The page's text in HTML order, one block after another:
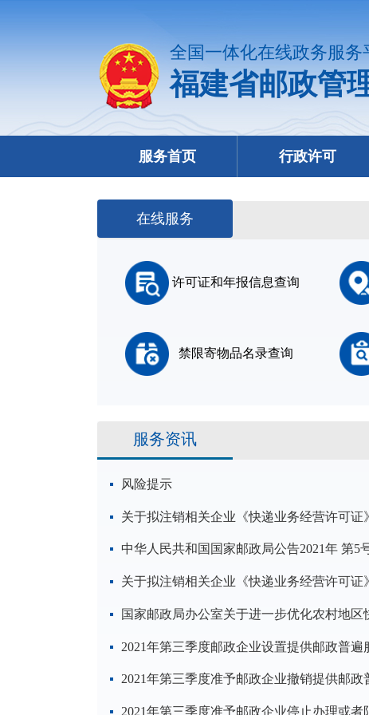
全国一体化在线政务服务
福建省邮政管
服务首页 行政许可
在线服务
许可证和年报信息查询
禁限寄物品名录查询
服务资讯
风险提示
关于拟注销相关企业《快递业务经营许可证
中华人民共和国国家邮政局公告2021年 第5
关于拟注销相关企业《快递业务经营许可证